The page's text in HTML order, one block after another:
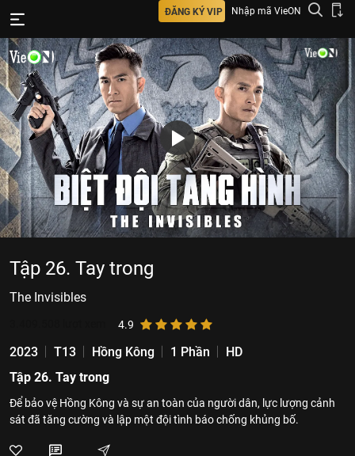
ĐĂNG KÝ VIP Nhập mã VieON
Tập 26. Tay trong
The Invisibles
4.9
2023 T13 Hồng Kông 1 Phần
HD
Tập 26. Tay trong
Để bảo vệ Hồng Kông và sự an toàn của người dân, lực lượng cảnh
sát đã tăng cường và lập một đội tình báo chống khủng bố.